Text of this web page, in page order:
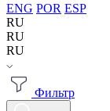
ENG POR ESP
RU
RU
RU
Фильтр